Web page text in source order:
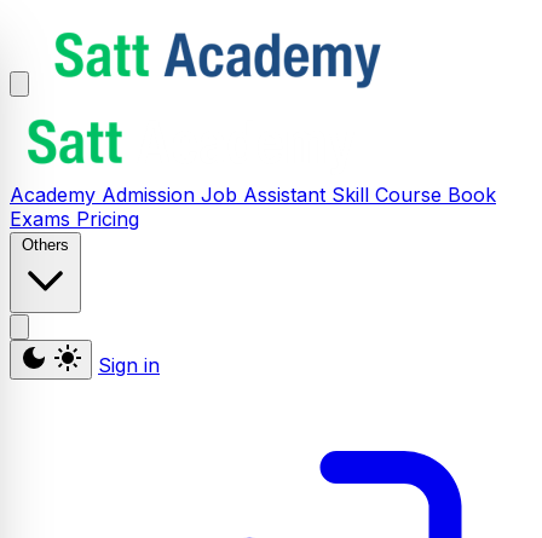
Academy Admission Job Assistant Skill Course Book
Exams Pricing
Others
Sign in